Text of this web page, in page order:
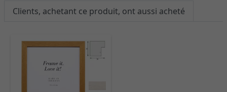
Clients, achetant ce produit, ont aussi acheté